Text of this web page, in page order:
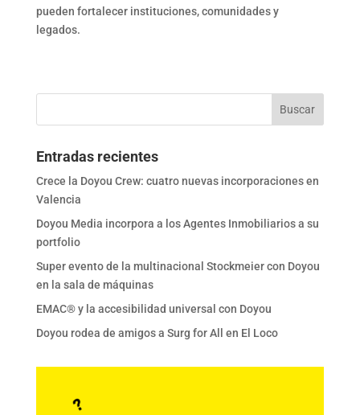
pueden fortalecer instituciones, comunidades y
legados.
Entradas recientes
Crece la Doyou Crew: cuatro nuevas incorporaciones en
Valencia
Doyou Media incorpora a los Agentes Inmobiliarios a su
portfolio
Super evento de la multinacional Stockmeier con Doyou
en la sala de máquinas
EMAC® y la accesibilidad universal con Doyou
Doyou rodea de amigos a Surg for All en El Loco